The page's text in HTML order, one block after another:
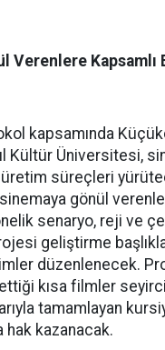
Verenlere Kapsamlı
kapsamında
Kültür Üniversitesi,
süreçleri
gönül
senaryo, reji ve
geliştirme
düzenlenecek.
kısa filmler
tamamlayan
kazanacak.